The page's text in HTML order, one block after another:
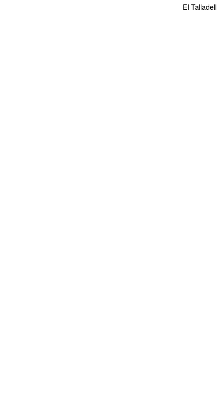
El Talladell